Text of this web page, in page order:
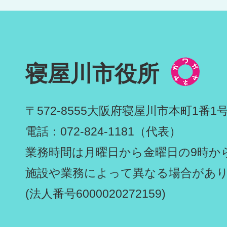
寝屋川市役所
〒572-8555大阪府寝屋川市本町1番1
電話：072-824-1181（代表）
業務時間は月曜日から金曜日の9時か
施設や業務によって異なる場合があ
(法人番号6000020272159)